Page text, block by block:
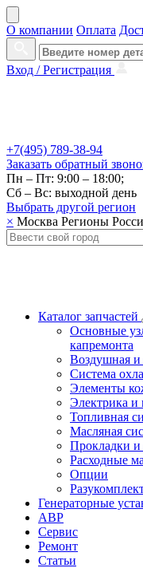
О компании Оплата
Вход /Регистрация
+7(495) 789-38-94
Заказать обратный
Пн – Пт: 9:00 – 18:00;
Сб – Вс: выходной день
Выбрать другой регион
× Москва Регионы
Каталог запчастей
Основные
капремонта
Воздушная
Система
Элементы
Электрика и
Топливная
Масляная
Прокладки и
Расходные
Опции
Генераторные
АВР
Сервис
Ремонт
Статьи